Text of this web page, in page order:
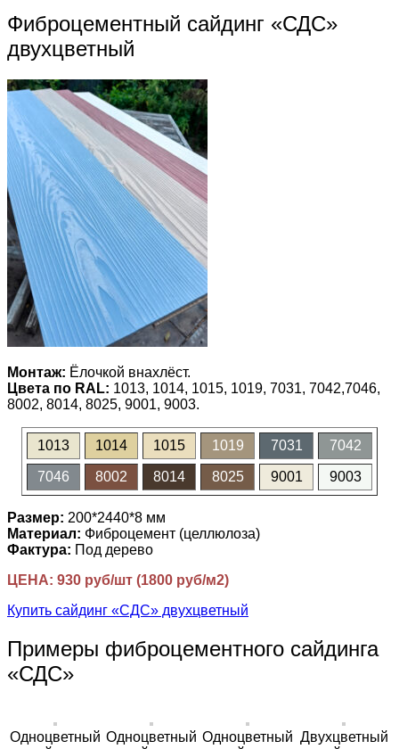
Фиброцементный сайдинг «СДС»
двухцветный
Монтаж: Ёлочкой внахлёст.
Цвета по RAL: 1013, 1014, 1015, 1019, 7031, 7042,7046,
8002, 8014, 8025, 9001, 9003.
1013 1014 1015 1019 7031 7042
7046 8002 8014 8025 9001 9003
Размер: 200*2440*8 мм
Материал: Фиброцемент (целлюлоза)
Фактура: Под дерево
ЦЕНА: 930 руб/шт (1800 руб/м2)
Купить сайдинг «СДС» двухцветный
Примеры фиброцементного сайдинга
«СДС»
Одноцветный Одноцветный Одноцветный Двухцветный